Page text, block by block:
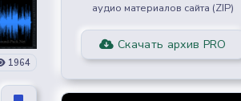
1964
аудио материалов сайта (ZIP)
Скачать архив PRO